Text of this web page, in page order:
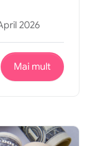
2026
Mai mult